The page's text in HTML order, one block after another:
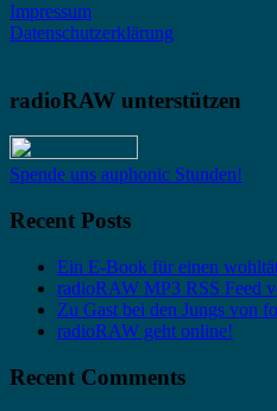
Impressum
Datenschutzerklärung
radioRAW unterstützen
Spende uns auphonic Stunden!
Recent Posts
Ein E-Book für einen
radioRAW MP3 RSS Feed
Zu Gast bei den Jungs von
radioRAW geht online!
Recent Comments